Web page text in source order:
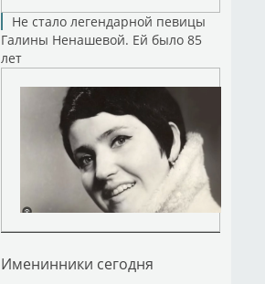
Не стало легендарной певицы
Галины Ненашевой. Ей было 85
лет
Именинники сегодня